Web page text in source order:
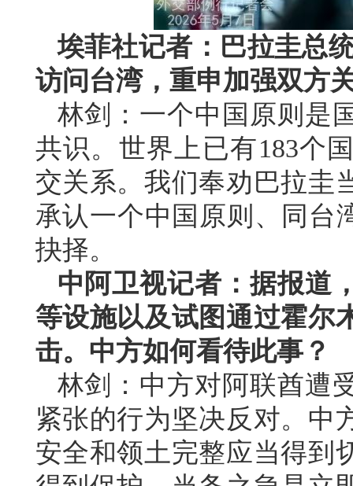
埃菲社记者：巴拉圭总
访问台湾，重申加强双方
林剑：一个中国原则是
共识。世界上已有183个
交关系。我们奉劝巴拉圭
承认一个中国原则、同台
抉择。
中阿卫视记者：据报道
等设施以及试图通过霍尔
击。中方如何看待此事？
林剑：中方对阿联酋遭
紧张的行为坚决反对。中
安全和领土完整应当得到